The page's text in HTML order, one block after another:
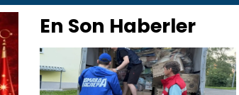
En Son Haberler